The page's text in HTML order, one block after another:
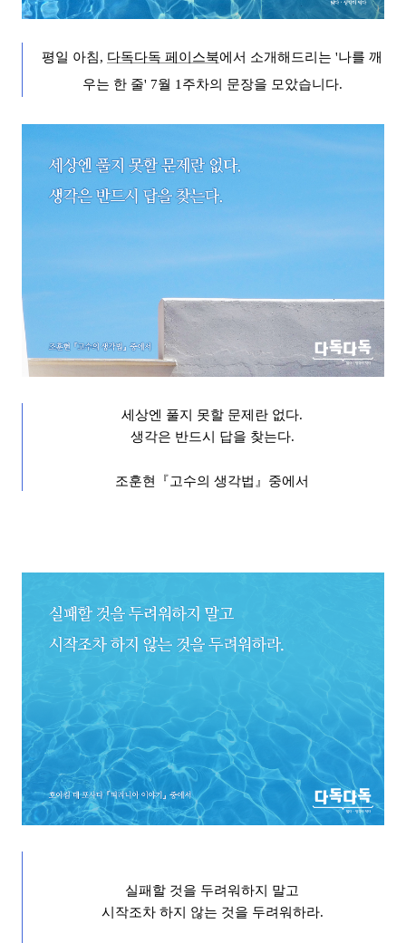
평일 아침, 다독다독 페이스북에서 소개해드리는 '나를 깨
우는 한 줄' 7월 1 주차의 문장을 모았습니다.
세상엔 풀지 못할 문제란 없다.
생각은 반드시 답을 찾는다.
조훈현 『고수의 생각법 』 중에서
실패할 것을 두려워하지 말고
시작조차 하지 않는 것을 두려워하라.